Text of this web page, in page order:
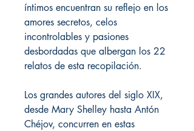
íntimos encuentran su reflejo en los
amores secretos, celos
incontrolables y pasiones
desbordadas que albergan los 22
relatos de esta recopilación.
Los grandes autores del siglo XIX,
desde Mary Shelley hasta Antón
Chéjov, concurren en estas